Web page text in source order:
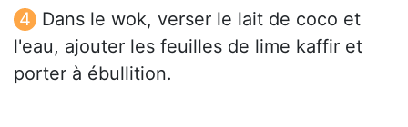
Dans le wok, verser le lait de coco et
l'eau, ajouter les feuilles de lime kaffir et
porter à ébullition.